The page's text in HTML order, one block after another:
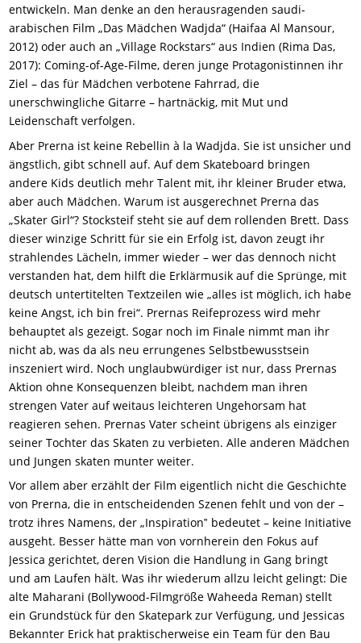
entwickeln. Man denke an den herausragenden saudi-
arabischen Film „Das Mädchen Wadjda“ (Haifaa Al Mansour,
2012) oder auch an „Village Rockstars“ aus Indien (Rima Das,
2017): Coming-of-Age-Filme, deren junge Protagonistinnen ihr
Ziel – das für Mädchen verbotene Fahrrad, die
unerschwingliche Gitarre – hartnäckig, mit Mut und
Leidenschaft verfolgen.
Aber Prerna ist keine Rebellin à la Wadjda. Sie ist unsicher und
ängstlich, gibt schnell auf. Auf dem Skateboard bringen
andere Kids deutlich mehr Talent mit, ihr kleiner Bruder etwa,
aber auch Mädchen. Warum ist ausgerechnet Prerna das
„Skater Girl“? Stocksteif steht sie auf dem rollenden Brett. Dass
dieser winzige Schritt für sie ein Erfolg ist, davon zeugt ihr
strahlendes Lächeln, immer wieder – wer das dennoch nicht
verstanden hat, dem hilft die Erklärmusik auf die Sprünge, mit
deutsch untertitelten Textzeilen wie „alles ist möglich, ich habe
keine Angst, ich bin frei“. Prernas Reifeprozess wird mehr
behauptet als gezeigt. Sogar noch im Finale nimmt man ihr
nicht ab, was da als neu errungenes Selbstbewusstsein
inszeniert wird. Noch unglaubwürdiger ist nur, dass Prernas
Aktion ohne Konsequenzen bleibt, nachdem man ihren
strengen Vater auf weitaus leichteren Ungehorsam hat
reagieren sehen. Prernas Vater scheint übrigens als einziger
seiner Tochter das Skaten zu verbieten. Alle anderen Mädchen
und Jungen skaten munter weiter.
Vor allem aber erzählt der Film eigentlich nicht die Geschichte
von Prerna, die in entscheidenden Szenen fehlt und von der –
trotz ihres Namens, der „Inspiration‟ bedeutet – keine Initiative
ausgeht. Besser hätte man von vornherein den Fokus auf
Jessica gerichtet, deren Vision die Handlung in Gang bringt
und am Laufen hält. Was ihr wiederum allzu leicht gelingt: Die
alte Maharani (Bollywood-Filmgröße Waheeda Reman) stellt
ein Grundstück für den Skatepark zur Verfügung, und Jessicas
Bekannter Erick hat praktischerweise ein Team für den Bau